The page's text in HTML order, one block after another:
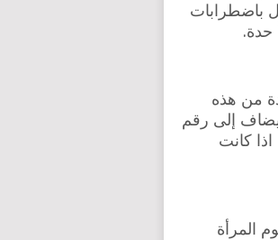
باضطرابات
حدة.
من هذه
إلى رقم
كانت
المرأة